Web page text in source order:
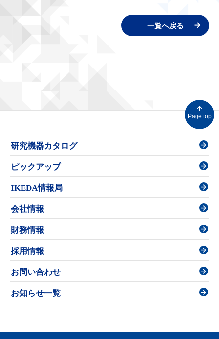
一覧へ戻る
Page top
研究機器カタログ
ピックアップ
IKEDA情報局
会社情報
財務情報
採用情報
お問い合わせ
お知らせ一覧